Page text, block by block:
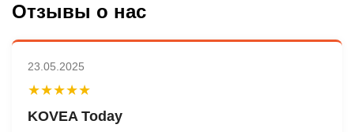
Отзывы о нас
23.05.2025
★★★★★
KOVEA Today